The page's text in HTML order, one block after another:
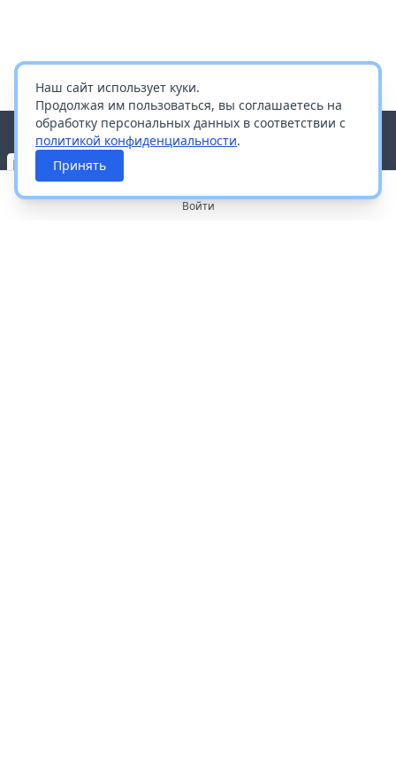
Наш сайт использует куки.
Продолжая им пользоваться, вы соглашаетесь на
обработку персональных данных в соответствии с
политикой конфиденциальности.
Принять
Войти